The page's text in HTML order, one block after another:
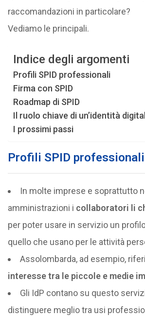
raccomandazioni in particolare?
Vediamo le principali.
Indice degli argomenti
Profili SPID professionali
Firma con SPID
Roadmap di SPID
Il ruolo chiave di un’identità
I prossimi passi
Profili SPID professionali
In molte imprese e soprattutto
amministrazioni i collaboratori li
per poter usare in servizio un
quello che usano per le attività
Assolombarda, ad esempio,
interesse tra le piccole e medie
Gli IdP contano su questo
distinguere meglio tra usi